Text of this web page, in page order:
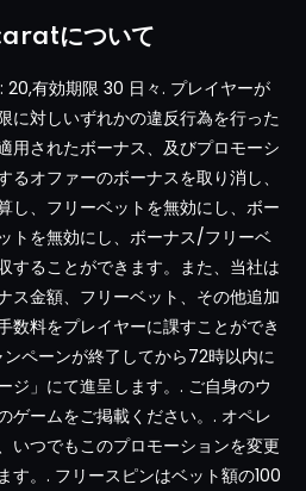
について
20,有効期限 30 日々. プレイヤーが
に対しいずれかの違反行為を行った
用されたボーナス、及びプロモーシ
るオファーのボーナスを取り消し、
し、フリーベットを無効にし、ボー
トを無効にし、ボーナス/フリーベ
することができます。また、当社は
ス金額、フリーベット、その他追加
数料をプレイヤーに課すことができ
ペーンが終了してから72時以内に
ジ」にて進呈します。. ご自身のウ
ゲームをご掲載ください。. オペレ
いつでもこのプロモーションを変更
す。. フリースピンはベット額の100